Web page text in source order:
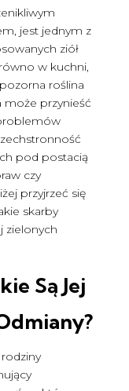
jest jednym z
ziół
w kuchni,
roślina
może przynieść
pod postacią
czy
przyjrzeć się
skarby
zielonych
Są Jej